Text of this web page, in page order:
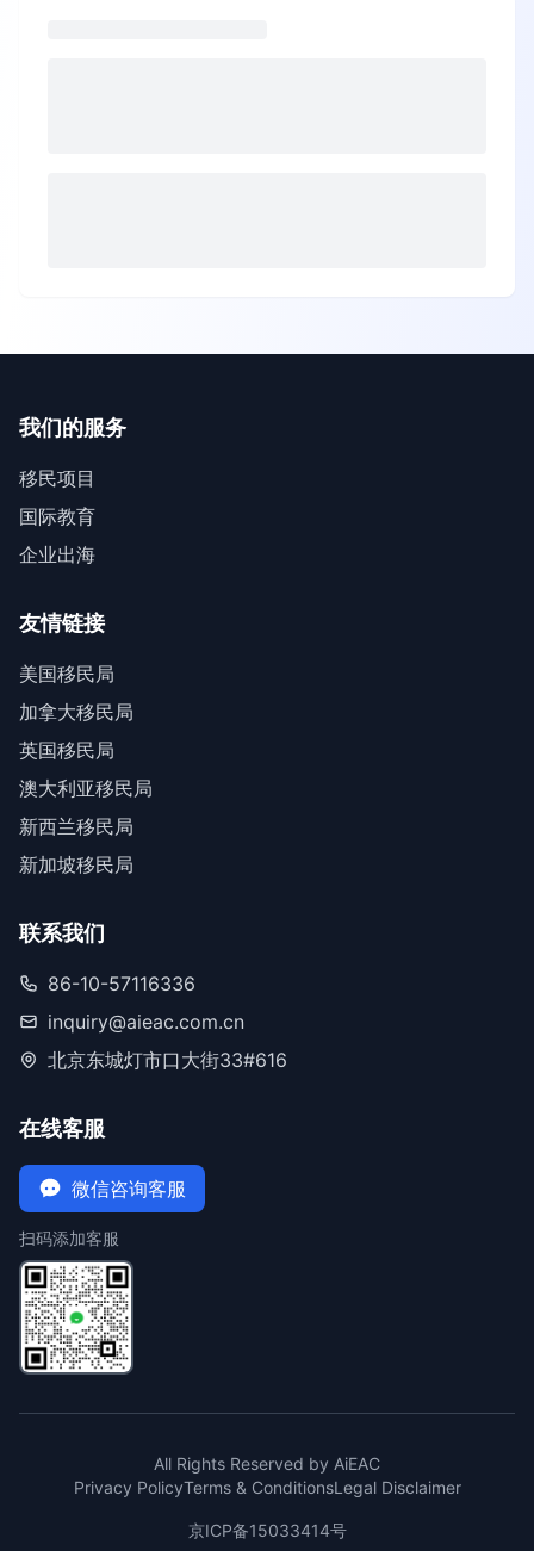
我们的服务
移民项目
国际教育
企业出海
友情链接
美国移民局
加拿大移民局
英国移民局
澳大利亚移民局
新西兰移民局
新加坡移民局
联系我们
86-10-57116336
inquiry@aieac.com.cn
北京东城灯市口大街33#616
在线客服
微信咨询客服
扫码添加客服
All Rights Reserved by AiEAC
Privacy PolicyTerms & ConditionsLegal Disclaimer
京ICP备15033414号